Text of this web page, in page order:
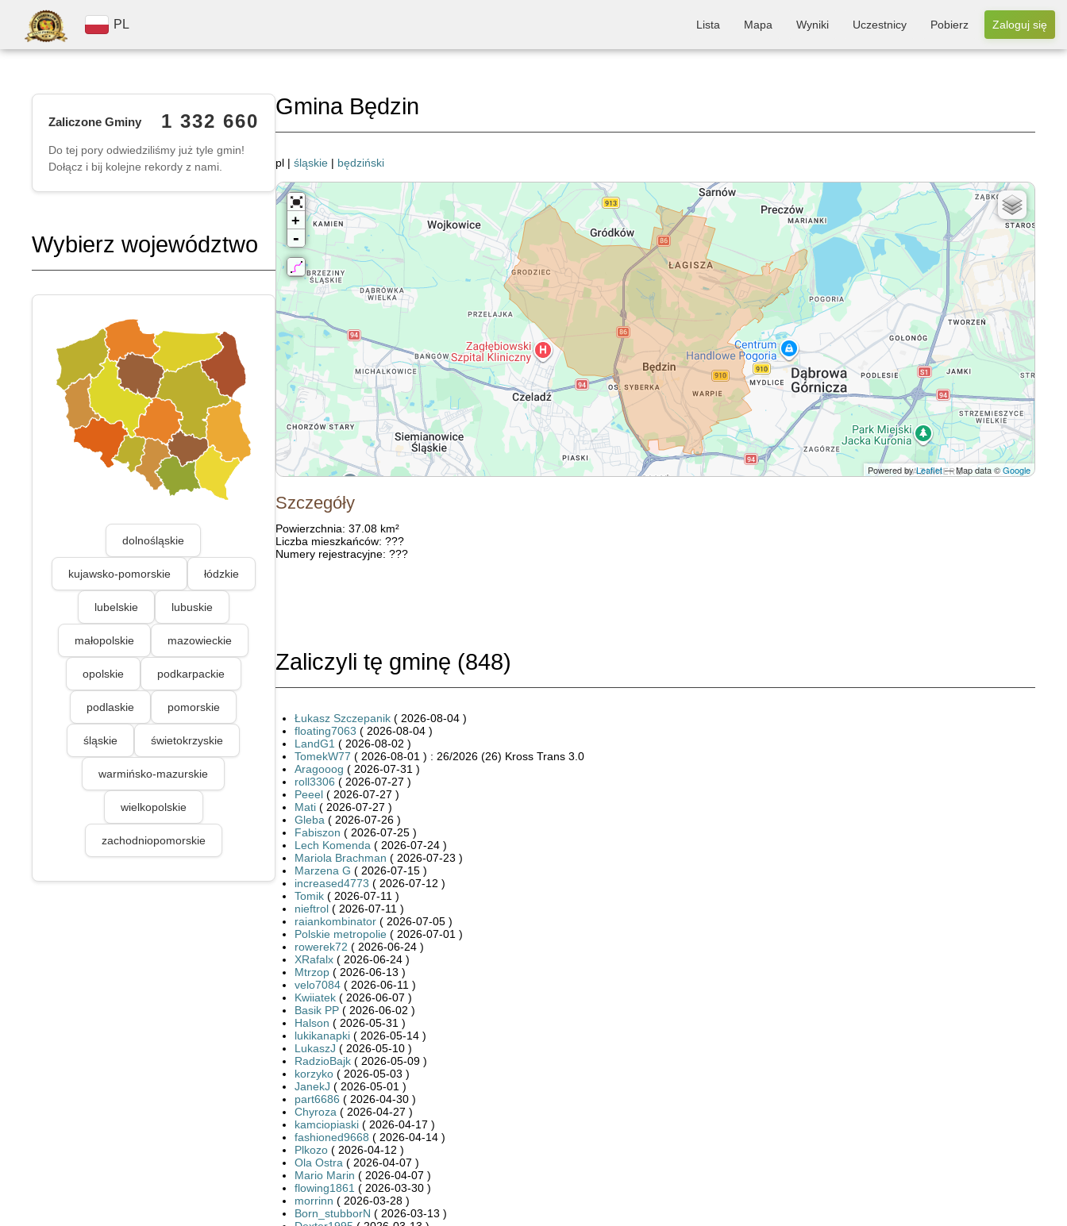
PL Lista Mapa Wyniki Uczestnicy Pobierz Zaloguj się
Zaliczone Gminy 1 332 660
Do tej pory odwiedziliśmy już tyle gmin!
Dołącz i bij kolejne rekordy z nami.
Wybierz województwo
dolnośląskie
kujawsko-pomorskie łódzkie
lubelskie lubuskie
małopolskie mazowieckie
opolskie podkarpackie
podlaskie pomorskie
śląskie świetokrzyskie
warmińsko-mazurskie
wielkopolskie
zachodniopomorskie
Gmina Będzin
pl | śląskie| będziński
+
-
Powered byLeaflet— Map data ©Google
Szczegóły
Powierzchnia: 37.08 km²
Liczba mieszkańców: ???
Numery rejestracyjne: ???
Zaliczyli tę gminę (848)
Łukasz Szczepanik( 2026-08-04 )
floating7063 ( 2026-08-04 )
LandG1 ( 2026-08-02 )
TomekW77 ( 2026-08-01 ) : 26/2026 (26) Kross Trans 3.0
Aragooog ( 2026-07-31 )
roll3306 ( 2026-07-27 )
Peeel( 2026-07-27 )
Mati( 2026-07-27 )
Gleba ( 2026-07-26 )
Fabiszon ( 2026-07-25 )
Lech Komenda ( 2026-07-24 )
Mariola Brachman ( 2026-07-23 )
Marzena G ( 2026-07-15 )
increased4773 ( 2026-07-12 )
Tomik( 2026-07-11 )
nieftrol( 2026-07-11 )
raiankombinator( 2026-07-05 )
Polskie metropolie( 2026-07-01 )
rowerek72 ( 2026-06-24 )
XRafalx( 2026-06-24 )
Mtrzop( 2026-06-13 )
velo7084( 2026-06-11 )
Kwiiatek( 2026-06-07 )
Basik PP( 2026-06-02 )
Halson ( 2026-05-31 )
lukikanapki( 2026-05-14 )
LukaszJ ( 2026-05-10 )
RadzioBajk( 2026-05-09 )
korzyko( 2026-05-03 )
JanekJ ( 2026-05-01 )
part6686 ( 2026-04-30 )
Chyroza ( 2026-04-27 )
kamciopiaski( 2026-04-17 )
fashioned9668 ( 2026-04-14 )
Plkozo( 2026-04-12 )
Ola Ostra ( 2026-04-07 )
Mario Marin ( 2026-04-07 )
flowing1861 ( 2026-03-30 )
morrinn ( 2026-03-28 )
Born_stubborN ( 2026-03-13 )